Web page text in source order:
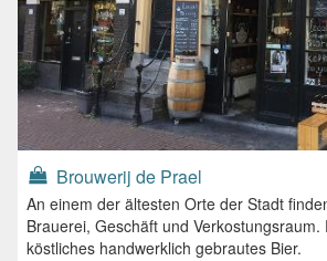
Brouwerij de Prael
An einem der ältesten Orte der Stadt
Brauerei, Geschäft und Verkostungsraum.
köstliches handwerklich gebrautes Bier.